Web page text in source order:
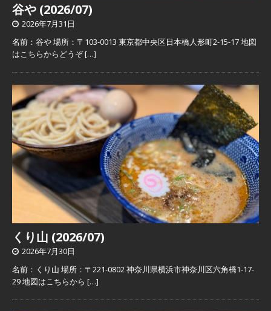
谷や (2026/07)
2026年7月31日
名前：谷や 場所：〒103-0013 東京都中央区日本橋人形町2-15-17 地図
はこちらからどうぞ[…]
くり山 (2026/07)
2026年7月30日
名前：くり山 場所：〒221-0802 神奈川県横浜市神奈川区六角橋1-17-
29 地図はこちらから […]